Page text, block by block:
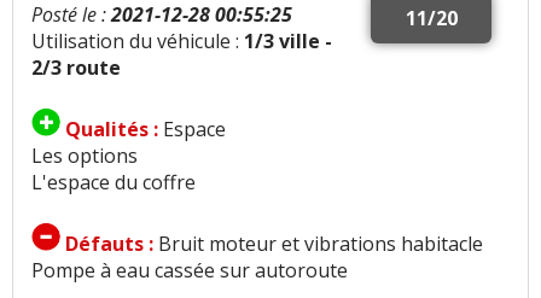
11/20
Posté le :2021-12-28 00:55:25
Utilisation du véhicule : 1/3 ville -
2/3 route
Qualités : Espace
Les options
L'espace du coffre
Défauts : Bruit moteur et vibrations habitacle
Pompe à eau cassée sur autoroute